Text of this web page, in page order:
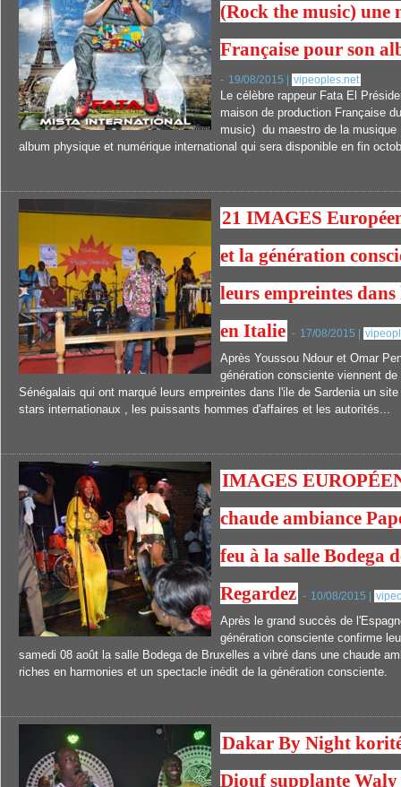
(Rock the music) une
Française pour son
- 19/08/2015 | vipeoples.net
Le célèbre rappeur Fata El
maison de production Française
music) du maestro de la
album physique et numérique international qui sera disponible en fin
21 IMAGES
et la génération
leurs empreintes
en Italie - 17/08/2015 |
Après Youssou Ndour et Omar
génération consciente viennent
Sénégalais qui ont marqué leurs empreintes dans l'ile de Sardenia un
stars internationaux , les puissants hommes d'affaires et les autorités...
IMAGES
chaude ambiance
feu à la salle Bodega
Regardez - 10/08/2015 |
Après le grand succès de
génération consciente confirme
samedi 08 août la salle Bodega de Bruxelles a vibré dans une chaude
riches en harmonies et un spectacle inédit de la génération consciente.
Dakar By Night
Diouf supplante